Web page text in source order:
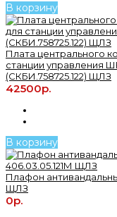
В корзину
Плата центрального
станции управления
(СКБИ.758725.122) ЩЛЗ
42500р.
В корзину
Плафон
ЩЛЗ
0р.